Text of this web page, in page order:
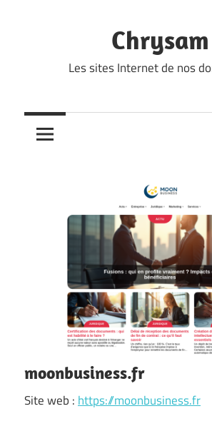
Chrysam
Les sites Internet de nos
moonbusiness.fr
Site web : https://moonbusiness.fr